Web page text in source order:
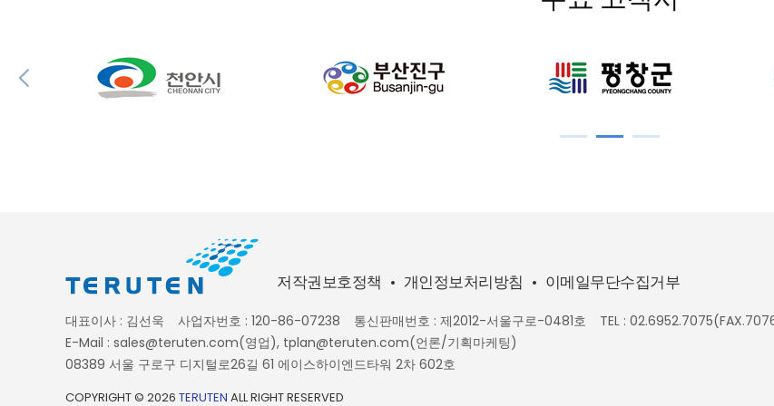
저작권보호정책 개인정보처리방침 이메일무단수집거부
대표이사 : 김선욱 사업자번호 : 120-86-07238 통신판매번호 : 제2012-서울구로-0481호
TEL :
E-Mail : sales@teruten.com(영업), tplan@teruten.com(언론/기획마케팅)
08389 서울 구로구 디지털로26길 61 에이스하이엔드타워 2차 602호
COPYRIGHT © 2026 TERUTEN ALL RIGHT RESERVED